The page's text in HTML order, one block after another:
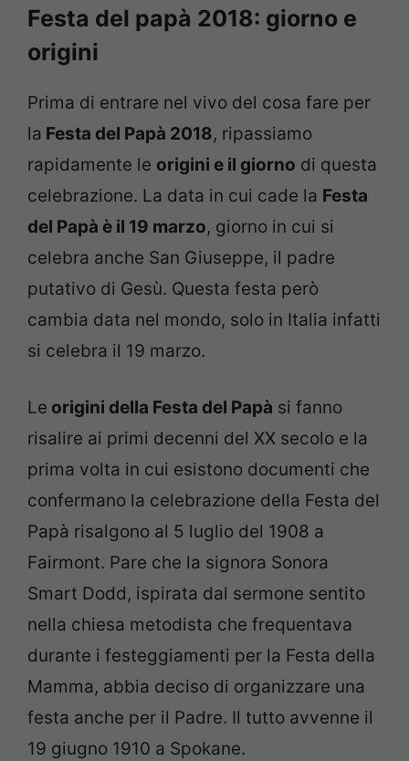
Festa del papà 2018: giorno e
origini
Prima di entrare nel vivo del cosa fare per
la Festa del Papà 2018, ripassiamo
rapidamente le origini e il giorno di questa
celebrazione. La data in cui cade la Festa
del Papà è il 19 marzo, giorno in cui si
celebra anche San Giuseppe, il padre
putativo di Gesù. Questa festa però
cambia data nel mondo, solo in Italia infatti
si celebra il 19 marzo.
Le origini della Festa del Papà si fanno
risalire ai primi decenni del XX secolo e la
prima volta in cui esistono documenti che
confermano la celebrazione della Festa del
Papà risalgono al 5 luglio del 1908 a
Fairmont. Pare che la signora Sonora
Smart Dodd, ispirata dal sermone sentito
nella chiesa metodista che frequentava
durante i festeggiamenti per la Festa della
Mamma, abbia deciso di organizzare una
festa anche per il Padre. Il tutto avvenne il
19 giugno 1910 a Spokane.